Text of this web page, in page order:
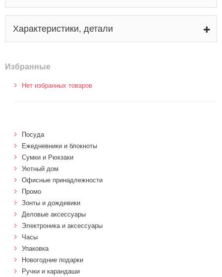
Характеристики, детали
Избранные
Нет избранных товаров
Посуда
Ежедневники и блокноты
Сумки и Рюкзаки
Уютный дом
Офисные принадлежности
Промо
Зонты и дождевики
Деловые аксессуары
Электроника и аксессуары
Часы
Упаковка
Новогодние подарки
Ручки и карандаши